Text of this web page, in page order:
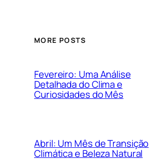
MORE POSTS
Fevereiro: Uma Análise
Detalhada do Clima e
Curiosidades do Mês
Abril: Um Mês de Transição
Climática e Beleza Natural